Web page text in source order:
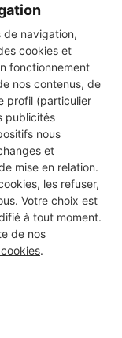
de navigation,
cookies et
fonctionnement
nos contenus, de
profil (particulier
publicités
nous
et
mise en relation.
les refuser,
Votre choix est
à tout moment.
de nos
.
à